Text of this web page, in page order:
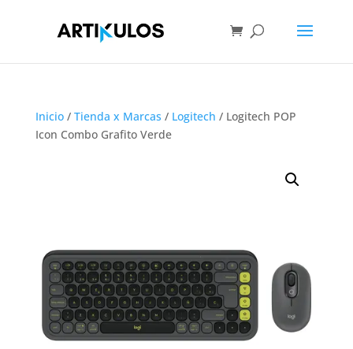
Inicio/ Tienda x Marcas / Logitech / Logitech POP
Icon Combo Grafito Verde